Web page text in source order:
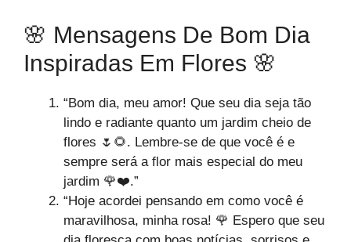
🌸 Mensagens De Bom Dia
Inspiradas Em Flores 🌸
“Bom dia, meu amor! Que seu dia seja tão
lindo e radiante quanto um jardim cheio de
flores 🌷🌻. Lembre-se de que você é e
sempre será a flor mais especial do meu
jardim 🌹❤️.”
“Hoje acordei pensando em como você é
maravilhosa, minha rosa! 🌹 Espero que seu